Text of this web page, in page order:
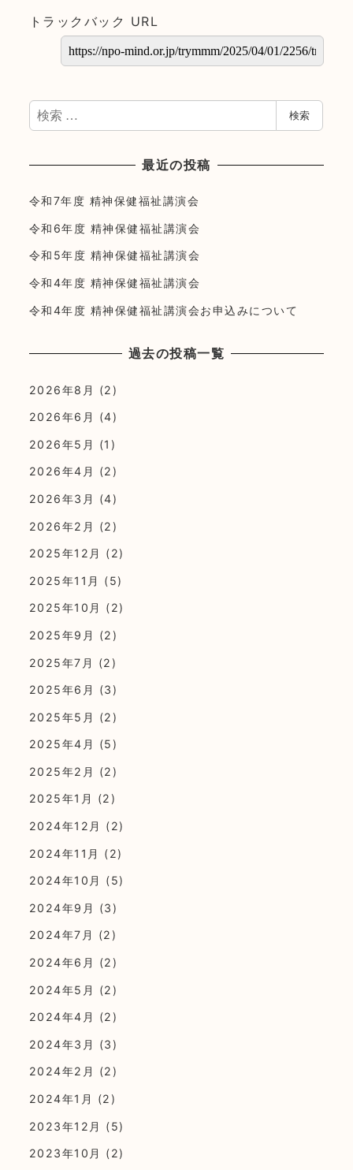
トラックバック URL
検
索
検索
最近の投稿
令和7年度 精神保健福祉講演会
令和6年度 精神保健福祉講演会
令和5年度 精神保健福祉講演会
令和4年度 精神保健福祉講演会
令和4年度 精神保健福祉講演会お申込みについて
過去の投稿一覧
2026年8月 (2)
2026年6月 (4)
2026年5月 (1)
2026年4月 (2)
2026年3月 (4)
2026年2月 (2)
2025年12月 (2)
2025年11月 (5)
2025年10月 (2)
2025年9月 (2)
2025年7月 (2)
2025年6月 (3)
2025年5月 (2)
2025年4月 (5)
2025年2月 (2)
2025年1月 (2)
2024年12月 (2)
2024年11月 (2)
2024年10月 (5)
2024年9月 (3)
2024年7月 (2)
2024年6月 (2)
2024年5月 (2)
2024年4月 (2)
2024年3月 (3)
2024年2月 (2)
2024年1月 (2)
2023年12月 (5)
2023年10月 (2)